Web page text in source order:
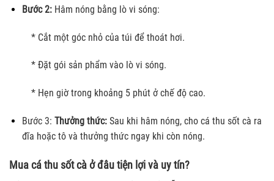
Bước 2:Hâm nóng bằng lò vi sóng:
* Cắt một góc nhỏ của túi để thoát hơi.
* Đặt gói sản phẩm vào lò vi sóng.
* Hẹn giờ trong khoảng 5 phút ở chế độ cao.
Bước 3: Thưởng thức:Sau khi hâm nóng, cho cá thu sốt cà ra
đĩa hoặc tô và thưởng thức ngay khi còn nóng.
Mua cá thu sốt cà ở đâu tiện lợi và uy tín?